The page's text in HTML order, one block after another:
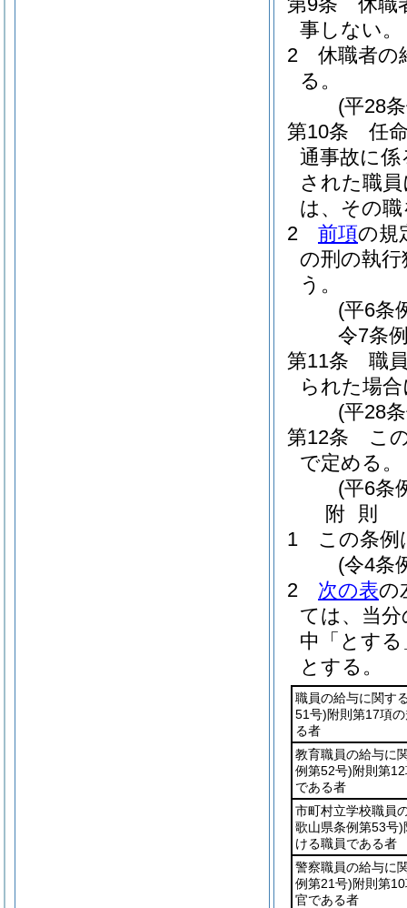
事しない。
2
休職者の
る。
(平28
第10条
任
通事故に
された職
は、その
2
前項の規
の刑の執
う。
(平6条
令7条
第11条
職
られた場
(平28
第12条
こ
で定める。
(平6条
附 則
1
この条例
(令4条
2
次の表の
ては、当分
中「とす
とする。
職員の給与に関す
51号)附則第17項
る者
教育職員の給与に
例第52号)附則第
である者
市町村立学校職員
歌山県条例第53号)
ける職員である者
警察職員の給与に
例第21号)附則第
官である者